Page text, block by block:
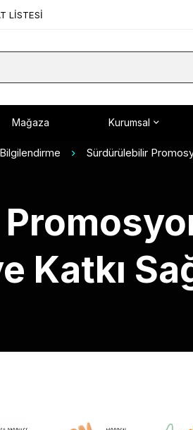
LİSTESİ
Mağaza Kurumsal
Sürdürülebilir
Katkı